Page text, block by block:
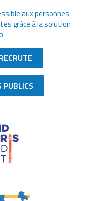
aux personnes
grâce à la solution
DANS UN NOUVEL ONGLET)
PUBLICSUN NOUVEL ONGLET)